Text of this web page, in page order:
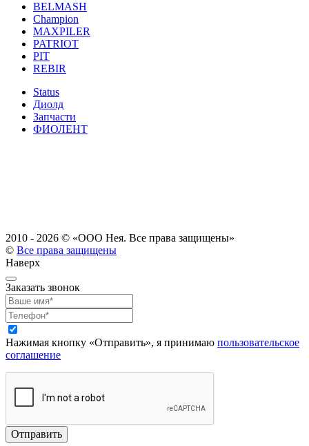
BELMASH
Champion
MAXPILER
PATRIOT
PIT
REBIR
Status
Диолд
Запчасти
ФИОЛЕНТ
2010 - 2026 © «ООО Нея. Все права защищены»
© Все права защищены
Наверх
Заказать звонок
Нажимая кнопку «Отправить», я принимаю пользовательское
соглашение